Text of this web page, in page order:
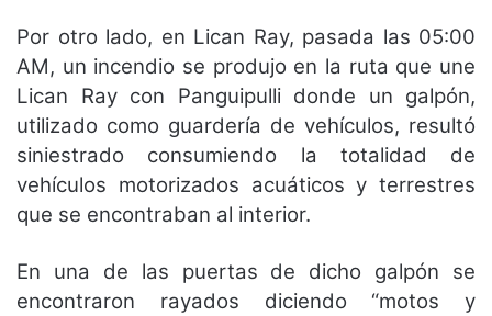
Por otro lado, en Lican Ray, pasada las 05:00
AM, un incendio se produjo en la ruta que une
Lican Ray con Panguipulli donde un galpón,
utilizado como guardería de vehículos, resultó
siniestrado consumiendo la totalidad de
vehículos motorizados acuáticos y terrestres
que se encontraban al interior.
En una de las puertas de dicho galpón se
encontraron rayados diciendo “motos y